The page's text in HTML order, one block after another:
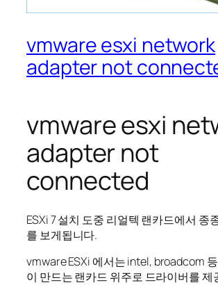
vmware esxi network
adapter not
vmware esxi
adapter not
connected
ESXi 7 설치 도중 리얼텍 랜카드에서 종
를 보게됩니다.
vmware ESXi 에서는 intel, broadcom
이 만드는 랜카드 위주로 드라이버를 제